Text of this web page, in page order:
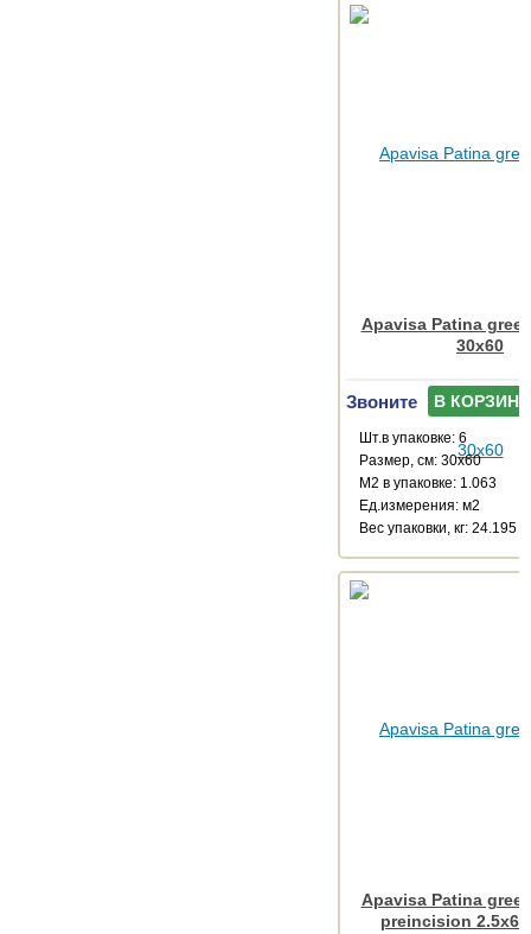
Apavisa Patina
30x60
Звоните В КОРЗИНУ
Шт.в упаковке: 6
Размер, см: 30x60
М2 в упаковке: 1.063
Ед.измерения: м2
Веc упаковки, кг: 24.195
Apavisa Patina
preincision 2.5x60